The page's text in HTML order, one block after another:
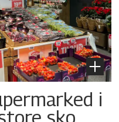
i
sko